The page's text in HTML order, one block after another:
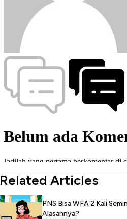
Related Articles
PNS Bisa WFA 2 Kali
Alasannya?